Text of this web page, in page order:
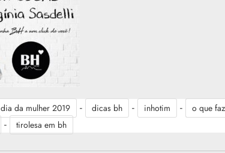
dia da mulher 2019 - dicas bh - inhotim -
o que
- tirolesa em bh